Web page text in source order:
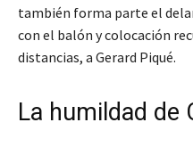
también forma parte el
con el balón y colocación
distancias, a Gerard Piqué.
La humildad de